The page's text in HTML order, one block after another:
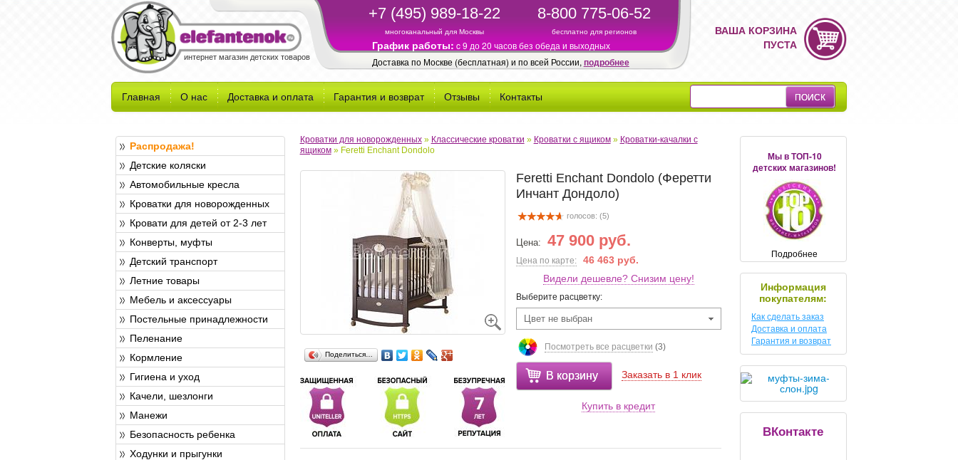
интернет магазин детских товаров
+7 (495) 989-18-22
многоканальный для Москвы
8-800 775-06-52
бесплатно для регионов
График работы: c 9 до 20 часов без обеда и выходных
Доставка по Москве (бесплатная) и по всей России, подробнее
ВАША КОРЗИНА
ПУСТА
Главная О нас Доставка и оплата Гарантия и возврат Отзывы Контакты
Распродажа!
Детские коляски
Автомобильные кресла
Кроватки для новорожденных
Кровати для детей от 2-3 лет
Конверты, муфты
Детский транспорт
Летние товары
Мебель и аксессуары
Постельные принадлежности
Пеленание
Кормление
Гигиена и уход
Качели, шезлонги
Манежи
Безопасность ребенка
Ходунки и прыгунки
Кроватки для новорожденных» Классические кроватки » Кроватки с ящиком» Кроватки-качалки с
ящиком» Feretti Enchant Dondolo
Поделиться…
Feretti Enchant Dondolo (Феретти
Инчант Дондоло)
голосов: (5)
Цена: 47 900 руб.
Цена по карте:
46 463 руб.
Видели дешевле? Снизим цену!
Выберите расцветку:
Цвет не выбран
Посмотреть все расцветки (3)
В корзину Заказать в 1 клик
Купить в кредит
Мы в ТОП-10
детских магазинов!
Подробнее
Информация
покупателям:
Как сделать заказ
Доставка и оплата
Гарантия и возврат
ВКонтакте